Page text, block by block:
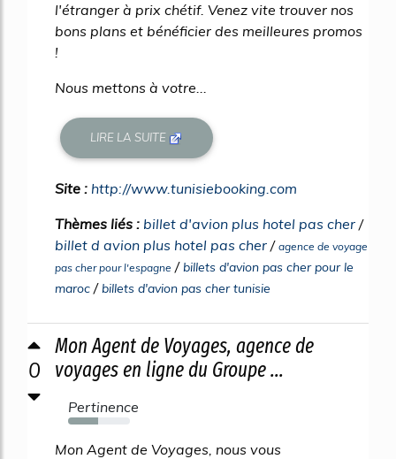
l'étranger à prix chétif. Venez vite trouver nos
bons plans et bénéficier des meilleures promos
!
Nous mettons à votre...
LIRE LA SUITE
Site : http://www.tunisiebooking.com
Thèmes liés : billet d'avion plus hotel pas cher /
billet d avion plus hotel pas cher / agence de voyage
pas cher pour l'espagne /billets d'avion pas cher pour le
maroc /billets d'avion pas cher tunisie
0
Mon Agent de Voyages, agence de
voyages en ligne du Groupe ...
Pertinence
48%
Mon Agent de Voyages, nous vous